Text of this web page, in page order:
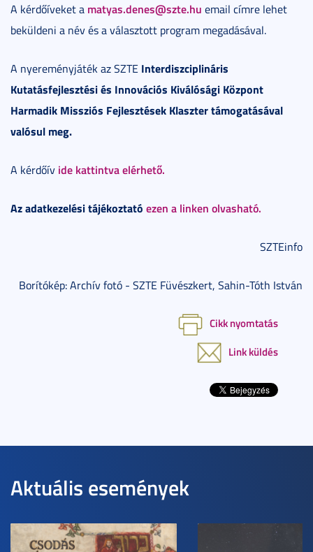
A kérdőíveket a matyas.denes@szte.hu email címre lehet
beküldeni a név és a választott program megadásával.
A nyereményjáték az SZTE Interdiszciplináris
Kutatásfejlesztési és Innovációs Kiválósági Központ
Harmadik Missziós Fejlesztések Klaszter támogatásával
valósul meg.
A kérdőív ide kattintva elérhető.
Az adatkezelési tájékoztató ezen a linken olvasható.
SZTEinfo
Borítókép: Archív fotó - SZTE Füvészkert, Sahin-Tóth István
Cikk nyomtatás
Link küldés
Aktuális események